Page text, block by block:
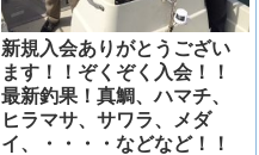
新規入会ありがとうござい
ます！！ぞくぞく入会！！
最新釣果！真鯛、ハマチ、
ヒラマサ、サワラ、メダ
イ、・・・・などなど！！